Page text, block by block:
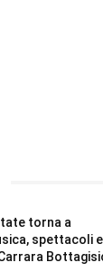
torna a
spettacoli e